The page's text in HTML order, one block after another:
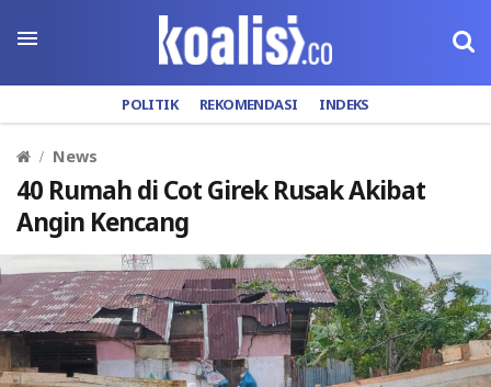
POLITIK REKOMENDASI INDEKS
News
40 Rumah di Cot Girek Rusak Akibat
Angin Kencang